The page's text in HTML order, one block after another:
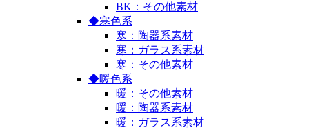
BK：その他素材
◆寒色系
寒：陶器系素材
寒：ガラス系素材
寒：その他素材
◆暖色系
暖：その他素材
暖：陶器系素材
暖：ガラス系素材